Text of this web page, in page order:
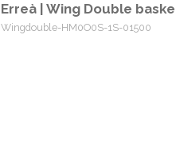
Erreà | Wing Double
Wingdouble-HM0O0S-1S-01500